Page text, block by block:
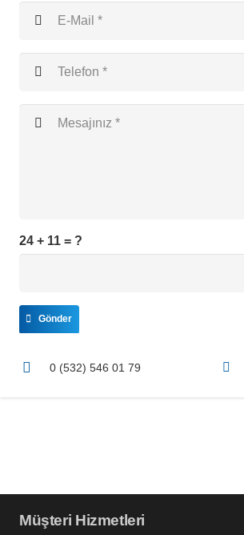
24 + 11 = ?
Gönder
0 (532) 546 01 79
Müşteri Hizmetleri